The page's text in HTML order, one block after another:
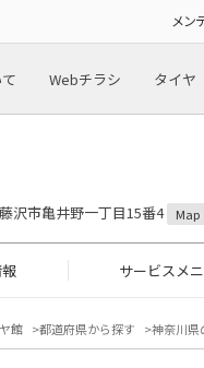
メン
Webチラシ タイヤ
沢市亀井野一丁目15番4 Map
サービスメ
館 都道府県から探す 神奈川県